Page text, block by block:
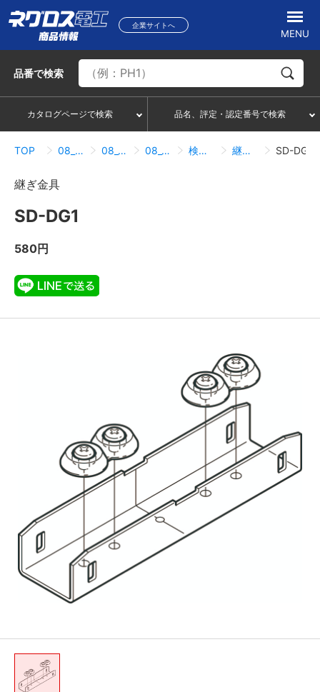
企業サイトへ
MENU
品番で検索
カタログページで検索 品名、評定・認定番号で検索
TOP 08_レースウェイ・サスウェイ 08_01_レースウェイ 08_01_01_直線・カバー関連 検索結果一覧 継ぎ金具 SD-DG1
継ぎ金具
SD-DG1
580円